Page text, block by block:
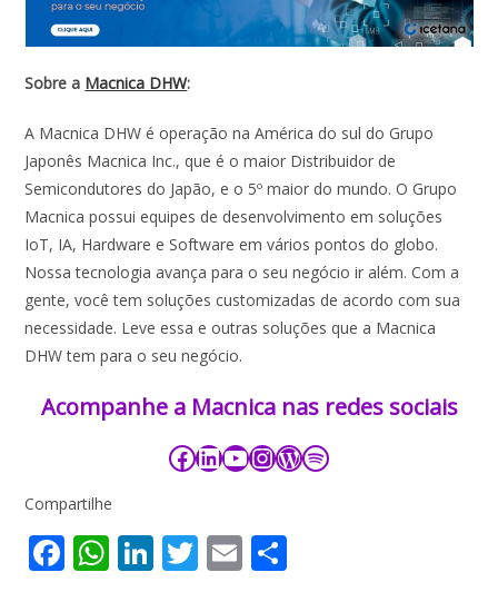
Sobre a Macnica DHW:
A Macnica DHW é operação na América do sul do Grupo
Japonês Macnica Inc., que é o maior Distribuidor de
Semicondutores do Japão, e o 5º maior do mundo. O Grupo
Macnica possui equipes de desenvolvimento em soluções
IoT, IA, Hardware e Software em vários pontos do globo.
Nossa tecnologia avança para o seu negócio ir além. Com a
gente, você tem soluções customizadas de acordo com sua
necessidade. Leve essa e outras soluções que a Macnica
DHW tem para o seu negócio.
Acompanhe a Macnica nas redes sociais​​​
Compartilhe
F W Li T E